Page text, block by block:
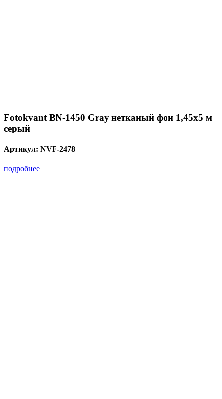
Fotokvant BN-1450 Gray нетканый фон 1,45х5 м
серый
Артикул: NVF-2478
подробнее